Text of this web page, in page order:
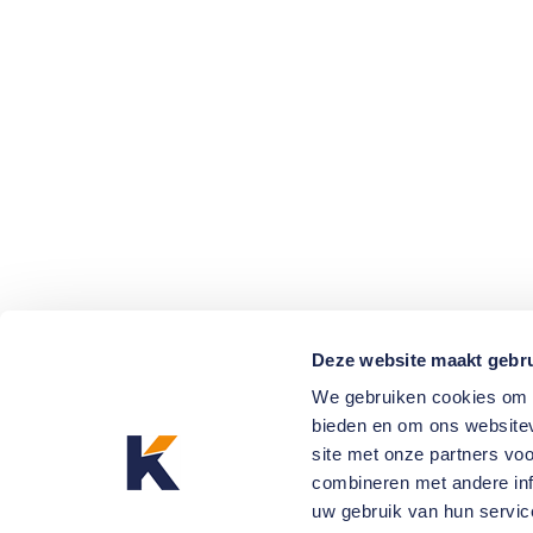
Deze website maakt
We gebruiken cookies
bieden en om ons
site met onze partners
combineren met andere
uw gebruik van hun